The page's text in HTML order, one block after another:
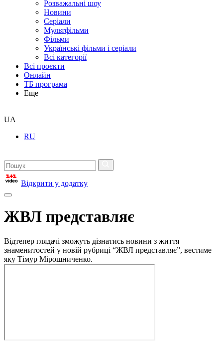
Розважальні шоу
Новини
Серіали
Мультфільми
Фільми
Українські фільми і серіали
Всі категорії
Всі проєкти
Онлайн
ТБ програма
Еще
UA
RU
Відкрити у додатку
ЖВЛ представляє
Відтепер глядачі зможуть дізнатись новини з життя
знаменитостей у новій рубриці “ЖВЛ представляє”, вестиме
яку Тімур Мірошниченко.